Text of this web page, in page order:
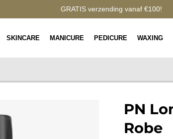
GRATIS verzending vanaf €100!
SKINCARE MANICURE PEDICURE WAXING
PN
Robe